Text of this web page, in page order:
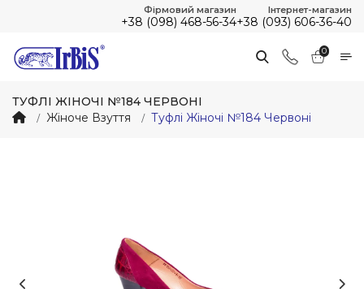
Фірмовий магазин
+38 (098) 468-56-34
Інтернет-магазин
+38 (093) 606-36-40
0
ТУФЛІ ЖІНОЧІ №184 ЧЕРВОНІ
Жіноче Взуття
Туфлі Жіночі №184 Червоні